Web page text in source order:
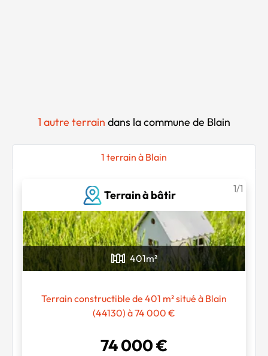
1 autre terrain dans la commune de Blain
Chargement...
1 terrain à Blain
Terrain à bâtir
1/1
401m²
Terrain constructible de 401 m² situé à Blain
(44130) à 74 000 €
74 000 €